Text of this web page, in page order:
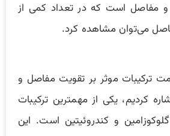
و مفاصل است که در تعداد کمی از
می‌توان مشاهده کرد.
ترکیبات موثر بر تقویت مفاصل و
کردیم، یکی از مهمترین ترکیبات
و کندروئیتین است. این